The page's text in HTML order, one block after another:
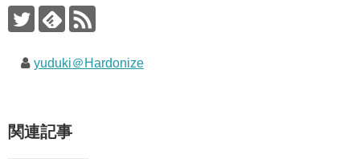
yuduki＠Hardonize
関連記事